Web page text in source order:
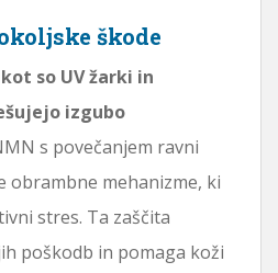
škode
so UV žarki in
izgubo
s povečanjem ravni
obrambne mehanizme, ki
stres. Ta zaščita
poškodb in pomaga koži